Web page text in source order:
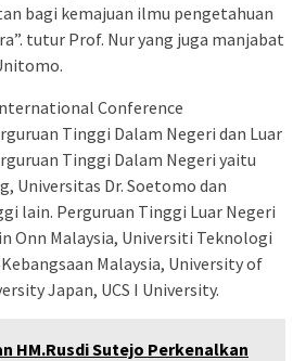
bagi kemajuan ilmu pengetahuan
tutur Prof. Nur yang juga manjabat
Conference
Tinggi Dalam Negeri dan Luar
Tinggi Dalam Negeri yaitu
Universitas Dr. Soetomo dan
lain. Perguruan Tinggi Luar Negeri
Onn Malaysia, Universiti Teknologi
Malaysia, University of
Japan, UCS I University.
HM.Rusdi Sutejo Perkenalkan